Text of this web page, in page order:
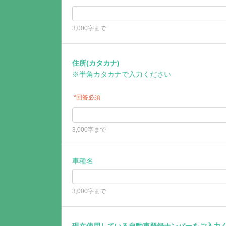
3,000字まで
住所(カタカナ)
※半角カタカナで入力ください
*回答必須
3,000字まで
車種名
3,000字まで